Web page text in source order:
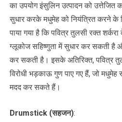
का उपयोग इंसुलिन उत्पादन को
सुधार करके मधुमेह को नियंत्रित करने के
पाया गया है कि पवित्र तुलसी रक्त
ग्लूकोज सहिष्णुता में सुधार कर सकती है
कर सकती है। इसके अतिरिक्त, पवित्र
विरोधी भड़काऊ गुण पाए गए हैं, जो
मदद कर सकते हैं।
Drumstick (सहजन):